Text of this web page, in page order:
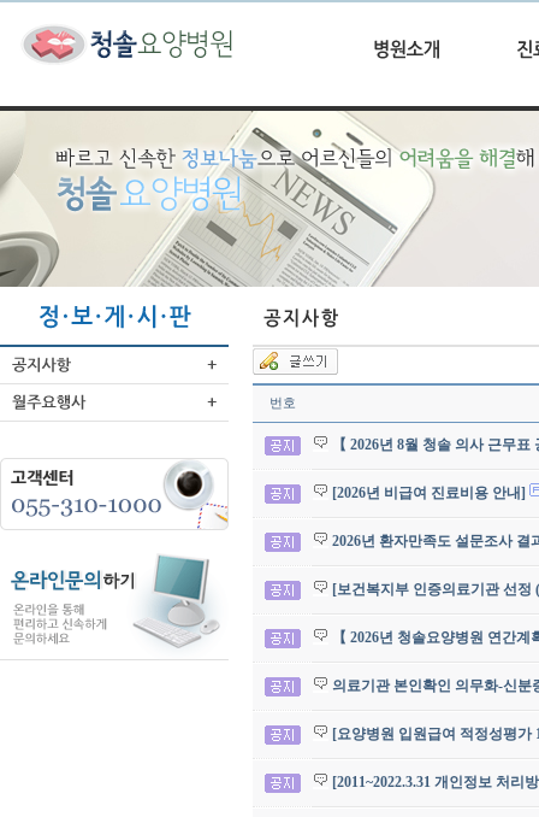
번호
【 2026년 8월 청솔 의사 근무표
[2026년 비급여 진료비용 안내]
2026년 환자만족도 설문조사 결
[보건복지부 인증의료기관 선정
【 2026년 청솔요양병원 연간계
의료기관 본인확인 의무화-신분
[요양병원 입원급여 적정성평가
[2011~2022.3.31 개인정보 처리